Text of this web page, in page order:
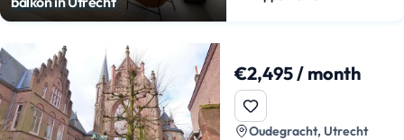
€2,495 / month
Oudegracht, Utrecht